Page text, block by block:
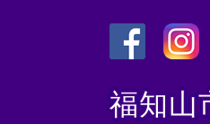
外
部
外
部
福知山